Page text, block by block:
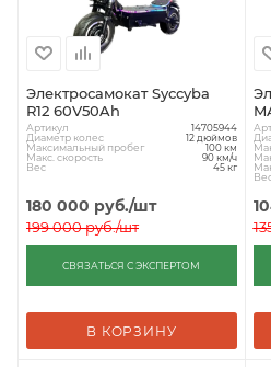
Электросамокат Syccyba
R12 60V50Ah
Артикул 14705944
Диаметр колес 12 дюймов
Максимальный пробег 100 км
Макс. скорость 90 км/ч
Вес 45 кг
180 000 руб./шт
199 000руб./шт
СВЯЗАТЬСЯ С ЭКСПЕРТОМ
В КОРЗИНУ